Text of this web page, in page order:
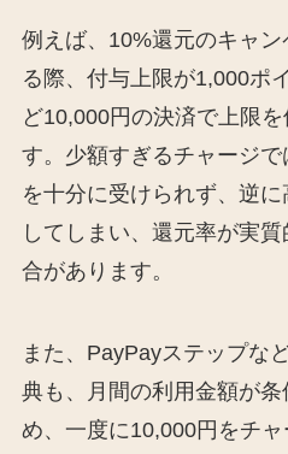
例えば、10%還元のキャ
る際、付与上限が1,000ポ
ど10,000円の決済で上限
す。少額すぎるチャージ
を十分に受けられず、逆
してしまい、還元率が実
合があります。
また、PayPayステップな
典も、月間の利用金額が
め、一度に10,000円をチ